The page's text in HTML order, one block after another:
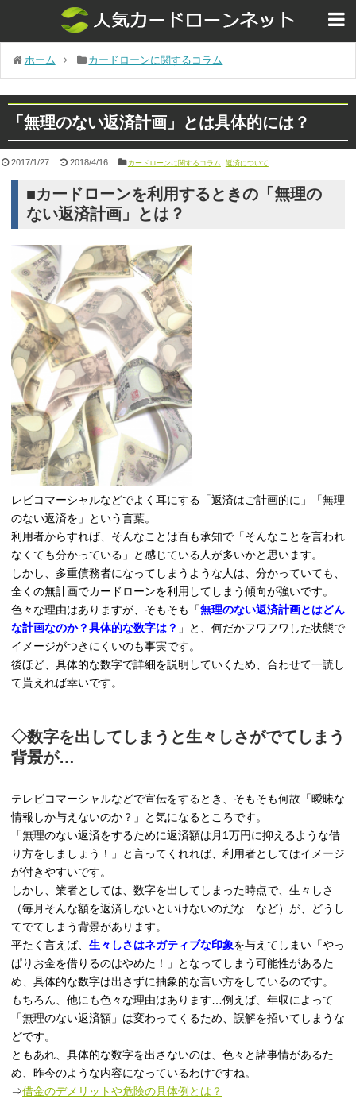
ホーム カードローンに関するコラム
「無理のない返済計画」とは具体的には？
2017/1/27 2018/4/16 カードローンに関するコラム 返済について
■カードローンを利用するときの「無理の
ない返済計画」とは？
レビコマーシャルなどでよく耳にする「返済はご計画的に」「無理
のない返済を」という言葉。
利用者からすれば、そんなことは百も承知で「そんなことを言われ
なくても分かっている」と感じている人が多いかと思います。
しかし、多重債務者になってしまうような人は、分かっていても、
全くの無計画でカードローンを利用してしまう傾向が強いです。
色々な理由はありますが、そもそも「無理のない返済計画とはどん
な計画なのか？具体的な数字は？ 」と、何だかフワフワした状態で
イメージがつきにくいのも事実です。
後ほど、具体的な数字で詳細を説明していくため、合わせて一読し
て貰えれば幸いです。
◇数字を出してしまうと生々しさがでてしまう
背景が…
テレビコマーシャルなどで宣伝をするとき、そもそも何故「曖昧な
情報しか与えないのか？」と気になるところです。
「無理のない返済をするために返済額は月1万円に抑えるような借
り方をしましょう！」と言ってくれれば、利用者としてはイメージ
が付きやすいです。
しかし、業者としては、数字を出してしまった時点で、生々しさ
（毎月そんな額を返済しないといけないのだな…など）が、どうし
てでてしまう背景があります。
平たく言えば、 生々しさはネガティブな印象を与えてしまい「やっ
ぱりお金を借りるのはやめた！」となってしまう可能性があるた
め、具体的な数字は出さずに抽象的な言い方をしているのです。
もちろん、他にも色々な理由はあります…例えば、年収によって
「無理のない返済額」は変わってくるため、誤解を招いてしまうな
どです。
ともあれ、具体的な数字を出さないのは、色々と諸事情があるた
め、昨今のような内容になっているわけですね。
⇒借金のデメリットや危険の具体例とは？